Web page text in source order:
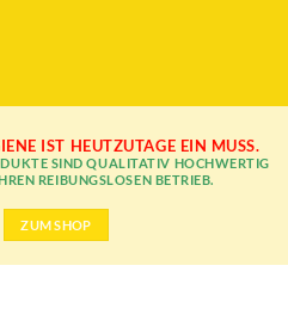
IST HEUTZUTAGE EIN MUSS.
SIND QUALITATIV HOCHWERTIG
REIBUNGSLOSEN BETRIEB.
SHOP